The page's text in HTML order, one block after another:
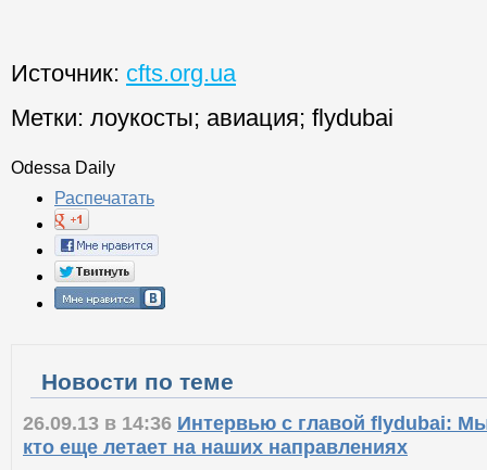
Источник: cfts.org.ua
Метки: лоукосты; авиация; flydubai
Odessa Daily
Распечатать
Новости по теме
26.09.13 в 14:36 Интервью с главой flydubai:
кто еще летает на наших направлениях